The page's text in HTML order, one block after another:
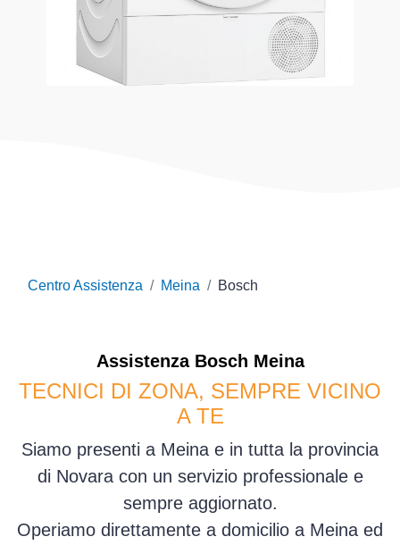
Centro Assistenza Meina Bosch
Assistenza Bosch Meina
TECNICI DI ZONA, SEMPRE VICINO
A TE
Siamo presenti a Meina e in tutta la provincia
di Novara con un servizio professionale e
sempre aggiornato.
Operiamo direttamente a domicilio a Meina ed